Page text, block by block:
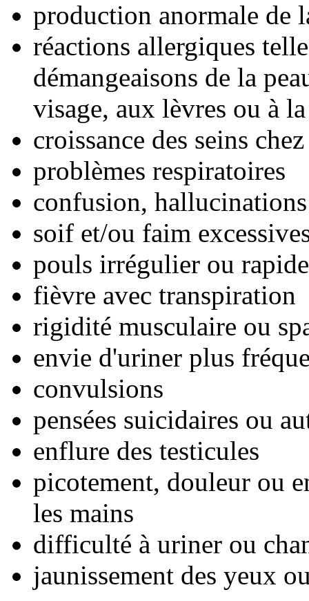
production anormale de
réactions allergiques
démangeaisons de la
visage, aux lèvres ou à
croissance des seins
problèmes respiratoires
confusion, hallucinations
soif et/ou faim
pouls irrégulier ou
fièvre avec transpiration
rigidité musculaire ou
envie d'uriner plus
convulsions
pensées suicidaires ou
enflure des testicules
picotement, douleur ou
les mains
difficulté à uriner ou
jaunissement des yeux